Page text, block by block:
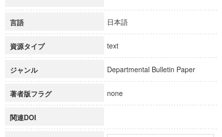
言語 日本語
資源タイプ text
ジャンル Departmental Bulletin Paper
著者版フラグ none
関連DOI